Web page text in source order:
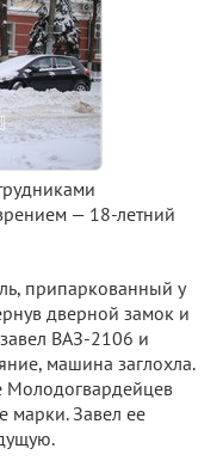
— 18-летний
припаркованный у
дверной замок и
ВАЗ-2106 и
машина заглохла.
Молодогвардейцев
марки. Завел ее